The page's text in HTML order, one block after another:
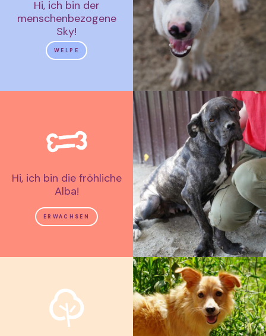
Hi, ich bin der
menschenbezogene
Sky!
WELPE
Hi, ich bin die fröhliche
Alba!
ERWACHSEN